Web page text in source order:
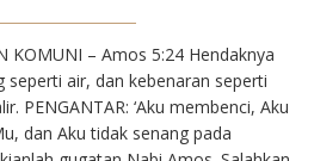
– Amos 5:24 Hendaknya
seperti air, dan kebenaran seperti
PENGANTAR: ‘Aku membenci, Aku
dan Aku tidak senang pada